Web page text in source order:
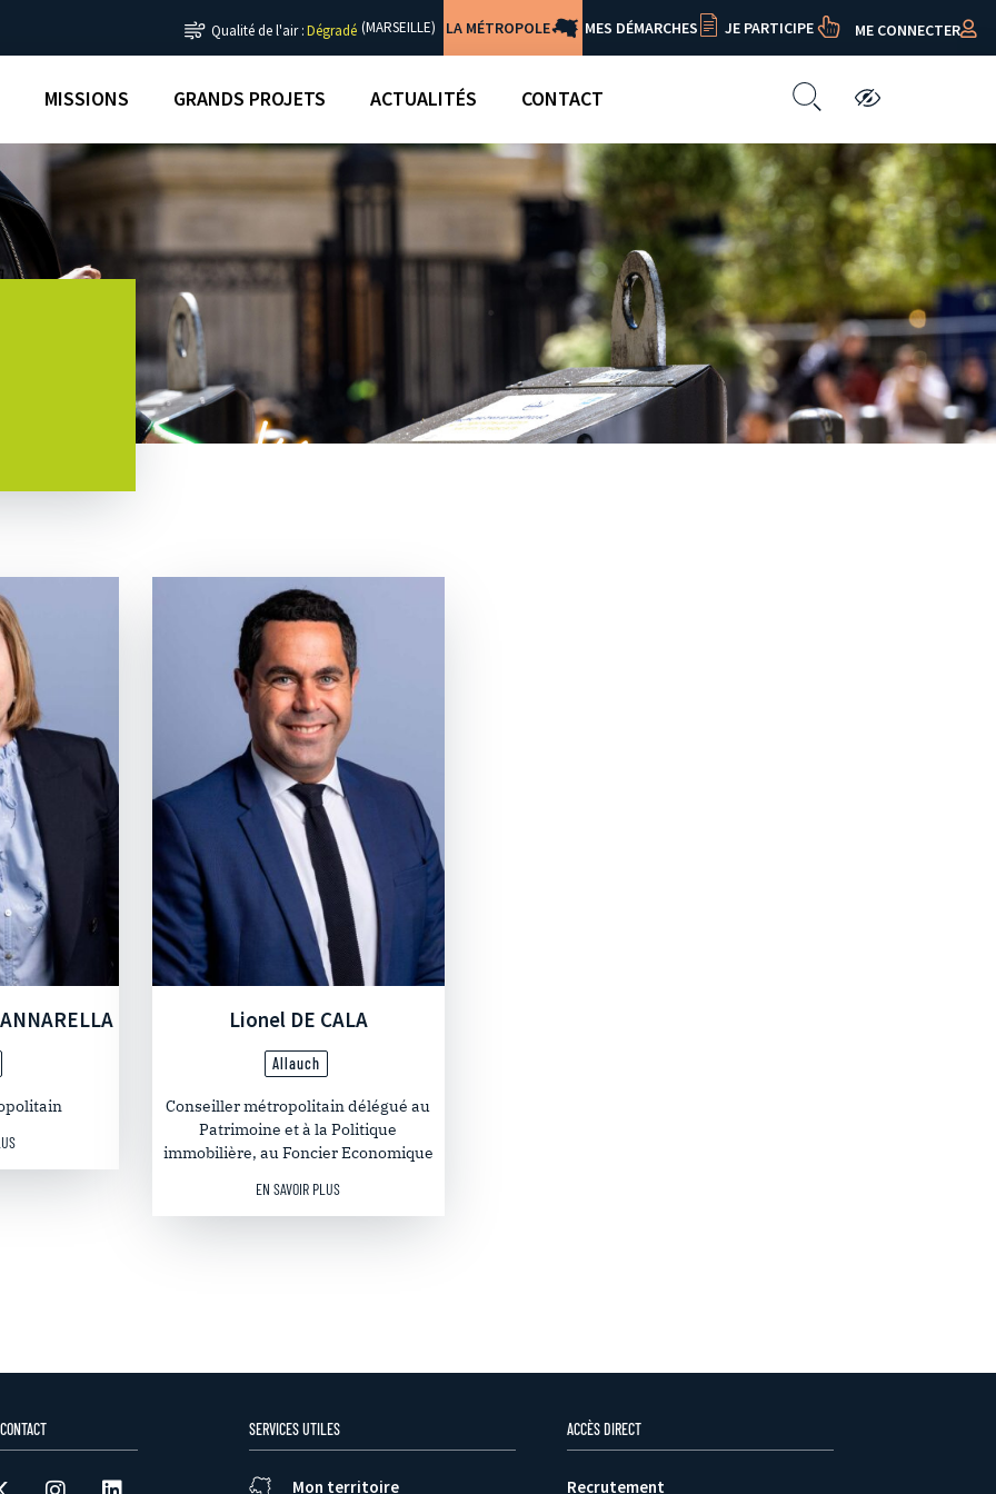
Qualité de l'air :Dégradé (MARSEILLE) LA MÉTROPOLE MES DÉMARCHES JE PARTICIPE ME CONNECTER
MISSIONS GRANDS PROJETS ACTUALITÉS CONTACT
Lionel DE CALA
Allauch
Conseiller métropolitain délégué au
Patrimoine et à la Politique
immobilière, au Foncier Economique
EN SAVOIR PLUS
SERVICES UTILES
Mon territoire
ACCÈS DIRECT
Recrutement